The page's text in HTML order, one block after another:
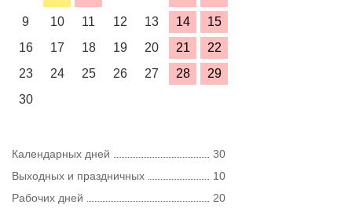
9
10 11 12 13 14
15
16
17 18 19 20 21
22
23
24 25 26 27 28
29
30
Календарных дней
30
Выходных и праздничных
10
Рабочих дней
20